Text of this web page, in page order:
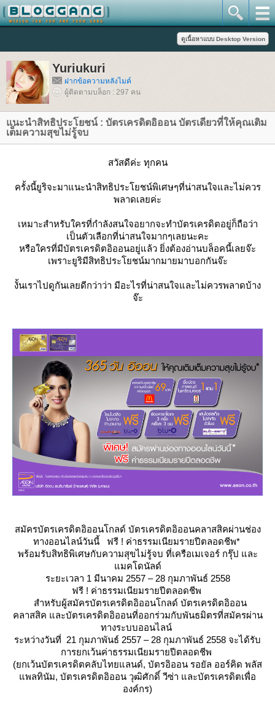
Yuriukuri
ฝากข้อความหลังไมค์
ผู้ติดตามบล็อก : 297 คน
นะนำสิทธิประโยชน์ : บัตรเครดิตอิออน บัตรเดียวที่ให้คุณเติม
เต็มความสุขไม่รู้จบ
สวัสดีค่ะ ทุกคน
ครั้งนี้ยูริจะมาแนะนำสิทธิประโยชน์พิเศษๆที่น่าสนใจและไม่ควร
พลาดเลยค่ะ
เหมาะสำหรับใครที่กำลังสนใจอยากจะทำบัตรเครดิตอยู่ก็ถือว่า
เป็นตัวเลือกที่น่าสนใจมากๆเลยนะคะ
หรือใครที่มีบัตรเครดิตอิออนอยู่แล้ว ยิ่งต้องอ่านบล็อคนี้เลยจ๊ะ
เพราะยูริมีสิทธิประโยชน์มากมายมาบอกกันจ๊ะ
งั้นเราไปดูกันเลยดีกว่าว่า มีอะไรที่น่าสนใจและไม่ควรพลาดบ้าง
จ๊ะ
สมัครบัตรเครดิตอิออนโกลด์ บัตรเครดิตอิออนคลาสสิคผ่านช่อง
ทางออนไลน์วันนี้ ฟรี ! ค่าธรรมเนียมรายปีตลอดชีพ*
พร้อมรับสิทธิพิเศษกับความสุขไม่รู้จบ ที่เครือเมเจอร์ กรุ๊ป และ
มคโดนัลด์
ระยะเวลา 1 มีนาคม 2557 – 28 กุมภาพันธ์ 2558
ฟรี ! ค่าธรรมเนียมรายปีตลอดชีพ
สำหรับผู้สมัครบัตรเครดิตอิออนโกลด์ บัตรเครดิตอิออน
คลาสสิค และบัตรเครดิตอิออนที่ออกร่วมกับพันธมิตรที่สมัครผ่าน
ทางระบบออนไลน์
ระหว่างวันที่ 21 กุมภาพันธ์ 2557 – 28 กุมภาพันธ์ 2558 จะได้รับ
การยกเว้นค่าธรรมเนียมรายปีตลอดชีพ
(ยกเว้นบัตรเครดิตคลับไทยแลนด์, บัตรอิออน รอยัล ออร์คิด พลัส
พลทินัม, บัตรเครดิตอิออน วุฒิศักดิ์ วีซ่า และบัตรเครดิตเพื่อ
องค์กร)